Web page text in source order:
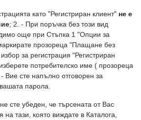
като "Регистриран клиент" не е
; 2. - При поръчка без този вид
още при Стъпка 1 "Опции за
прозореца "Плащане без
за регистрация "Регистриран
потребителско име ( прозореца
сте напълно отговорен за
парола.
сте убеден, че търсената от Вас
на тази, която виждате в Каталога,